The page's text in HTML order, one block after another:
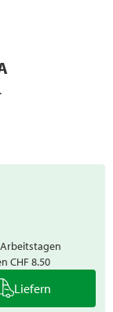
CHF 8.50
Liefern